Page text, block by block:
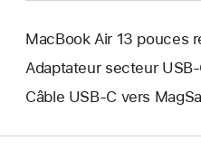
MacBook Air 13 pouces
Adaptateur secteur
Câble USB-C vers